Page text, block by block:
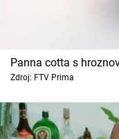
Panna cotta s
Zdroj: FTV Prima